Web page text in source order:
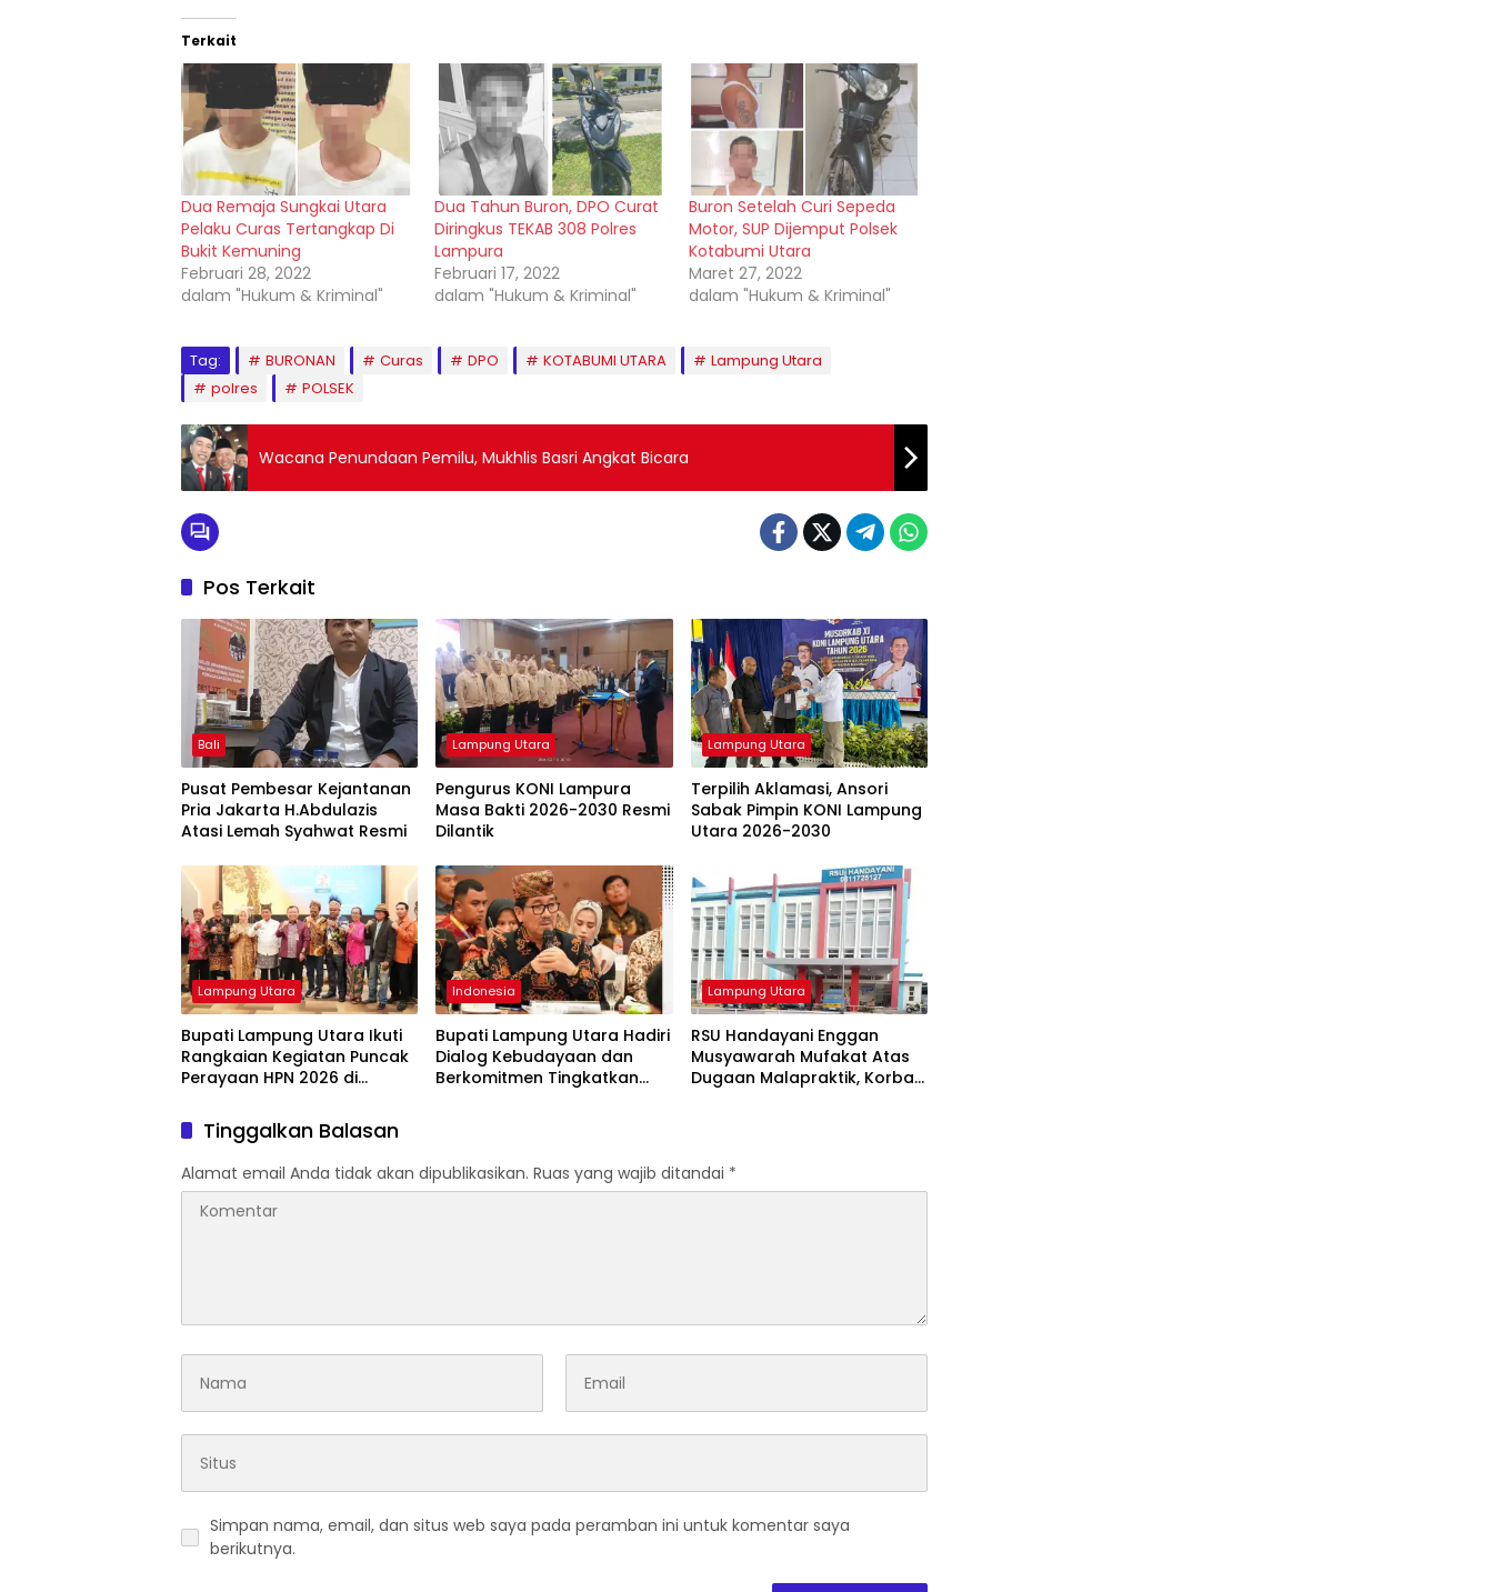
Terkait
Dua Remaja Sungkai Utara
Pelaku Curas Tertangkap Di
Bukit Kemuning
Februari 28, 2022
dalam "Hukum & Kriminal"
Dua Tahun Buron, DPO Curat
Diringkus TEKAB 308 Polres
Lampura
Februari 17, 2022
dalam "Hukum & Kriminal"
Buron Setelah Curi Sepeda
Motor, SUP Dijemput Polsek
Kotabumi Utara
Maret 27, 2022
dalam "Hukum & Kriminal"
Tag: BURONAN Curas DPO KOTABUMI UTARA
Lampung Utara
polres
POLSEK
Wacana Penundaan Pemilu, Mukhlis Basri Angkat Bicara
Pos Terkait
Bali
Pusat Pembesar Kejantanan
Pria Jakarta H.Abdulazis
Atasi Lemah Syahwat Resmi
Lampung Utara
Pengurus KONI Lampura
Masa Bakti 2026-2030 Resmi
Dilantik
Lampung Utara
Terpilih Aklamasi, Ansori
Sabak Pimpin KONI Lampung
Utara 2026-2030
Lampung Utara
Bupati Lampung Utara Ikuti
Rangkaian Kegiatan Puncak
Perayaan HPN 2026 di
Indonesia
Bupati Lampung Utara Hadiri
Dialog Kebudayaan dan
Berkomitmen Tingkatkan
Lampung Utara
RSU Handayani Enggan
Musyawarah Mufakat Atas
Dugaan Malapraktik, Korban
Tinggalkan Balasan
Alamat email Anda tidak akan dipublikasikan. Ruas yang wajib ditandai *
Simpan nama, email, dan situs web saya pada peramban ini untuk komentar saya
berikutnya.